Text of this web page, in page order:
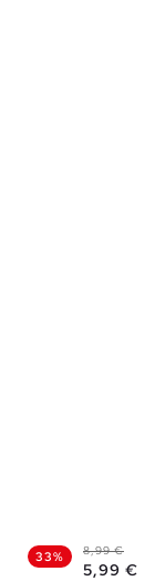
33% 8,99 €
5,99 €